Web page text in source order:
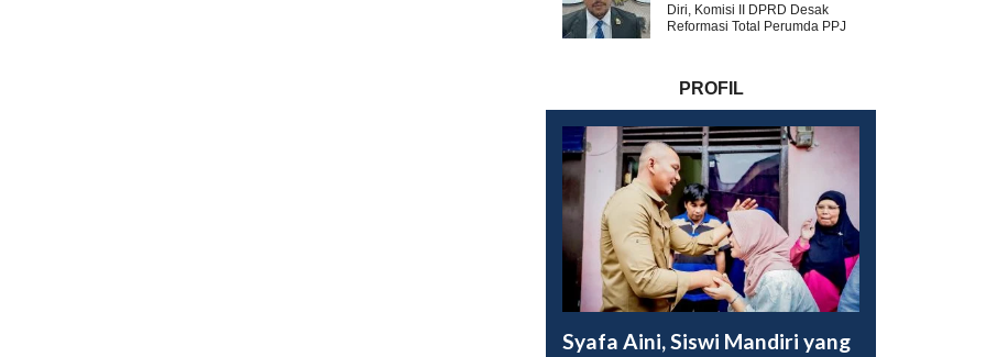
Diri, Komisi II DPRD Desak
Reformasi Total Perumda PPJ
PROFIL
Syafa Aini, Siswi Mandiri yang